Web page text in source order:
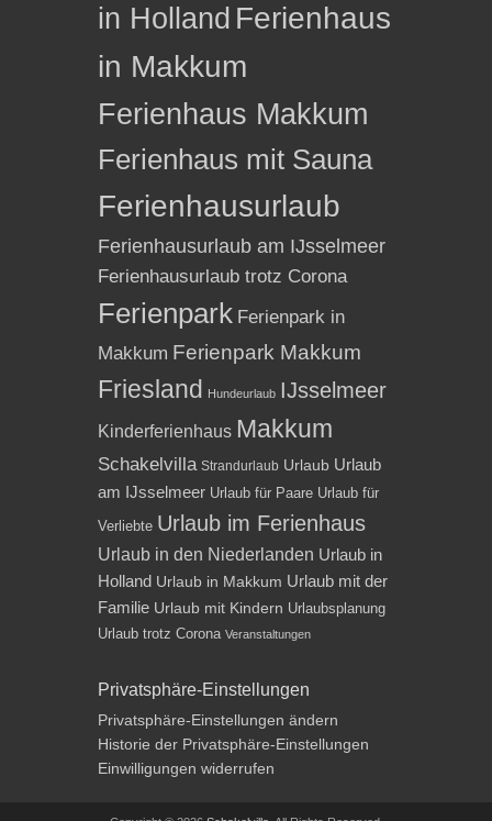
in Holland Ferienhaus
in Makkum
Ferienhaus Makkum
Ferienhaus mit Sauna
Ferienhausurlaub
Ferienhausurlaub am IJsselmeer
Ferienhausurlaub trotz Corona
Ferienpark Ferienpark in
Makkum Ferienpark Makkum
Friesland Hundeurlaub IJsselmeer
Kinderferienhaus Makkum
Schakelvilla Strandurlaub Urlaub Urlaub
am IJsselmeer Urlaub für Paare Urlaub für
Verliebte Urlaub im Ferienhaus
Urlaub in den Niederlanden Urlaub in
Holland Urlaub in Makkum Urlaub mit der
Familie Urlaub mit Kindern Urlaubsplanung
Urlaub trotz Corona Veranstaltungen
Privatsphäre-Einstellungen
Privatsphäre-Einstellungen ändern
Historie der Privatsphäre-Einstellungen
Einwilligungen widerrufen